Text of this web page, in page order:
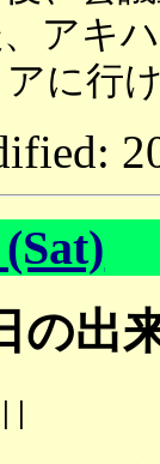
アキハ
アに行
の出
| |